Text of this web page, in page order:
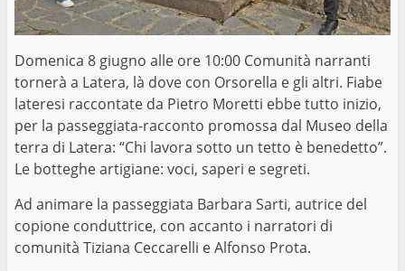
Domenica 8 giugno alle ore 10:00 Comunità narranti
tornerà a Latera, là dove con Orsorella e gli altri. Fiabe
lateresi raccontate da Pietro Moretti ebbe tutto inizio,
per la passeggiata-racconto promossa dal Museo della
terra di Latera: “Chi lavora sotto un tetto è benedetto”.
Le botteghe artigiane: voci, saperi e segreti.
Ad animare la passeggiata Barbara Sarti, autrice del
copione conduttrice, con accanto i narratori di
comunità Tiziana Ceccarelli e Alfonso Prota.